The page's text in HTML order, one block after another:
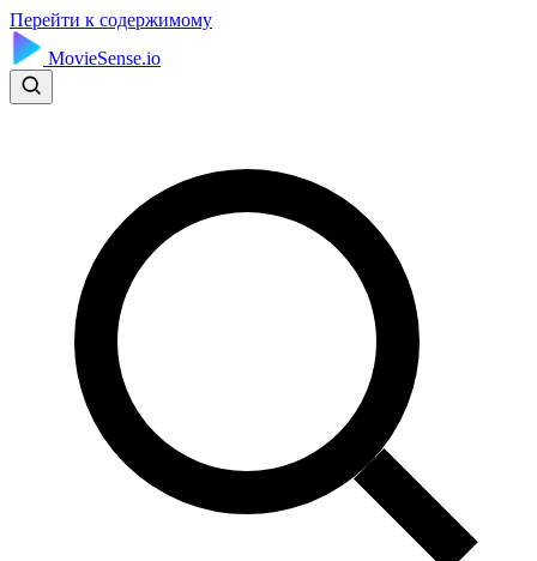
Перейти к содержимому
MovieSense.io